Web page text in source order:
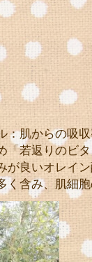
肌からの吸
「若返りのビ
が良いオレイ
く含み、肌細